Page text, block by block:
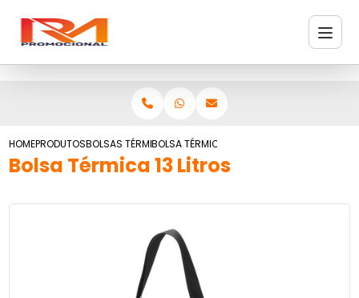
HOMEPRODUTOSBOLSAS TÉRMICASBOLSA TÉRMICA 13 LITROS
Bolsa Térmica 13 Litros